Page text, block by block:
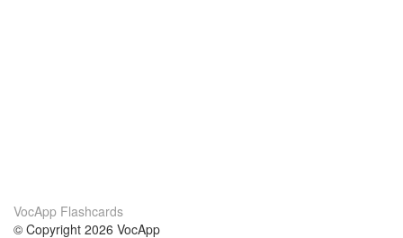
VocApp Flashcards
© Copyright 2026 VocApp